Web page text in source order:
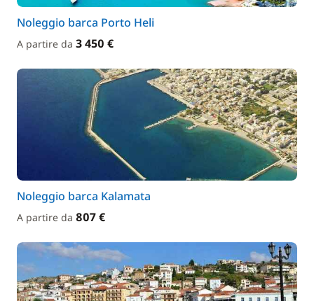
Noleggio barca Porto Heli
A partire da 3 450 €
Noleggio barca Kalamata
A partire da 807 €